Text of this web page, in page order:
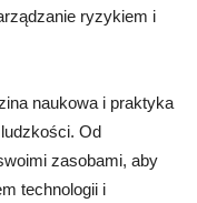
ryzykiem i
naukowa i praktyka
Od
zasobami, aby
technologii i